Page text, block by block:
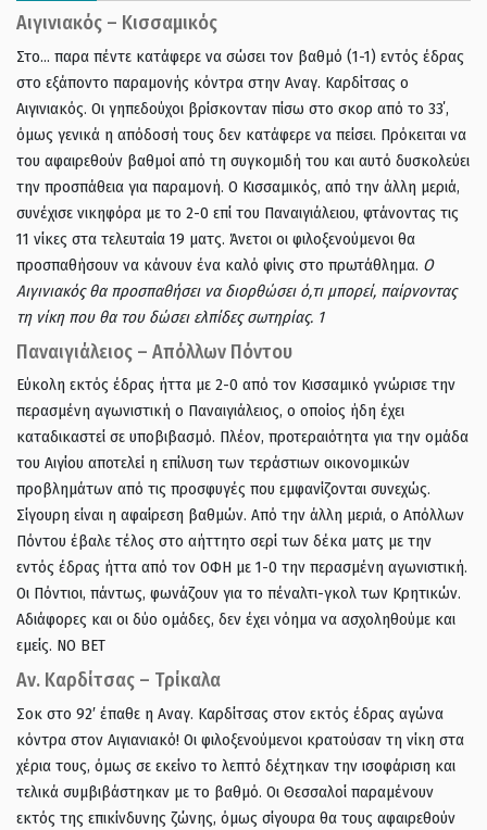
Aιγινιακός – Κισσαμικός
Στο… παρα πέντε κατάφερε να σώσει τον βαθμό (1-1) εντός έδρας
στο εξάποντο παραμονής κόντρα στην Αναγ. Καρδίτσας ο
Αιγινιακός. Οι γηπεδούχοι βρίσκονταν πίσω στο σκορ από το 33΄,
όμως γενικά η απόδοσή τους δεν κατάφερε να πείσει. Πρόκειται να
του αφαιρεθούν βαθμοί από τη συγκομιδή του και αυτό δυσκολεύει
την προσπάθεια για παραμονή. Ο Κισσαμικός, από την άλλη μεριά,
συνέχισε νικηφόρα με το 2-0 επί του Παναιγιάλειου, φτάνοντας τις
11 νίκες στα τελευταία 19 ματς. Άνετοι οι φιλοξενούμενοι θα
προσπαθήσουν να κάνουν ένα καλό φίνις στο πρωτάθλημα. Ο
Αιγινιακός θα προσπαθήσει να διορθώσει ό,τι μπορεί, παίρνοντας
τη νίκη που θα του δώσει ελπίδες σωτηρίας. 1
Παναιγιάλειος – Απόλλων Πόντου
Εύκολη εκτός έδρας ήττα με 2-0 από τον Κισσαμικό γνώρισε την
περασμένη αγωνιστική ο Παναιγιάλειος, ο οποίος ήδη έχει
καταδικαστεί σε υποβιβασμό. Πλέον, προτεραιότητα για την ομάδα
του Αιγίου αποτελεί η επίλυση των τεράστιων οικονομικών
προβλημάτων από τις προσφυγές που εμφανίζονται συνεχώς.
Σίγουρη είναι η αφαίρεση βαθμών. Από την άλλη μεριά, ο Απόλλων
Πόντου έβαλε τέλος στο αήττητο σερί των δέκα ματς με την
εντός έδρας ήττα από τον ΟΦΗ με 1-0 την περασμένη αγωνιστική.
Οι Πόντιοι, πάντως, φωνάζουν για το πέναλτι-γκολ των Κρητικών.
Αδιάφορες και οι δύο ομάδες, δεν έχει νόημα να ασχοληθούμε και
εμείς. ΝΟ ΒΕΤ
Αν. Καρδίτσας – Τρίκαλα
Σοκ στο 92′ έπαθε η Αναγ. Καρδίτσας στον εκτός έδρας αγώνα
κόντρα στον Αιγιανιακό! Οι φιλοξενούμενοι κρατούσαν τη νίκη στα
χέρια τους, όμως σε εκείνο το λεπτό δέχτηκαν την ισοφάριση και
τελικά συμβιβάστηκαν με το βαθμό. Οι Θεσσαλοί παραμένουν
εκτός της επικίνδυνης ζώνης, όμως σίγουρα θα τους αφαιρεθούν